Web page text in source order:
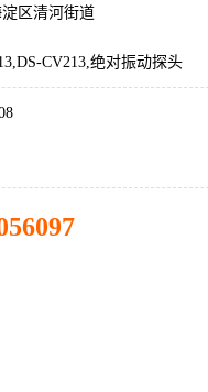
区清河街道
CV213,绝对振动探头